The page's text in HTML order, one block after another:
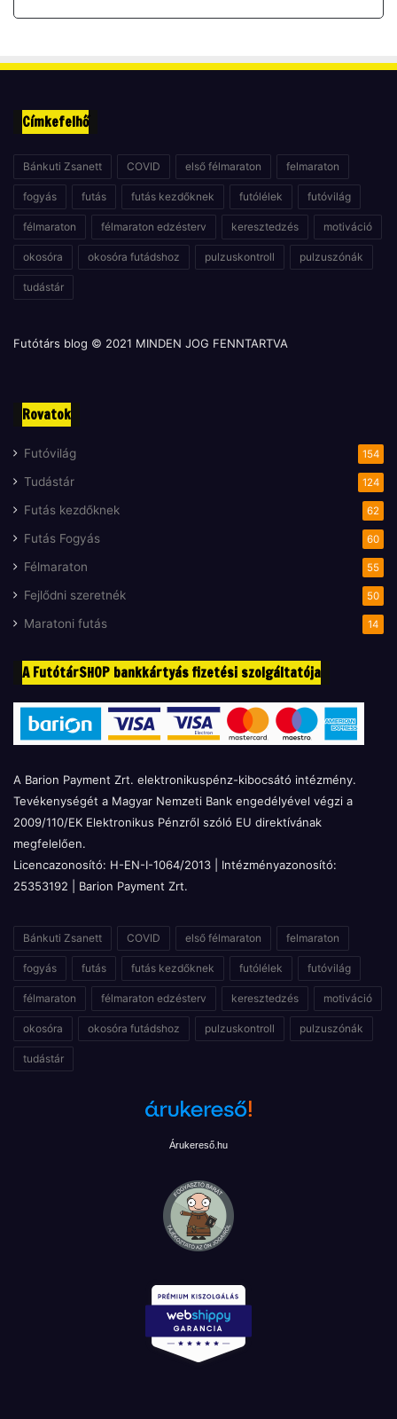
Címkefelhő
Bánkuti Zsanett COVID első félmaraton felmaraton
fogyás futás futás kezdőknek futólélek futóvilág
félmaraton félmaraton edzésterv keresztedzés motiváció
okosóra okosóra futádshoz pulzuskontroll pulzuszónák
tudástár
Futótárs blog © 2021 MINDEN JOG FENNTARTVA
Rovatok
Futóvilág 154
Tudástár 124
Futás kezdőknek 62
Futás Fogyás 60
Félmaraton 55
Fejlődni szeretnék 50
Maratoni futás 14
A FutótárSHOP bankkártyás fizetési szolgáltatója
A Barion Payment Zrt. elektronikuspénz-kibocsátó intézmény.
Tevékenységét a Magyar Nemzeti Bank engedélyével végzi a
2009/110/EK Elektronikus Pénzről szóló EU direktívának
megfelelően.
Licencazonosító: H-EN-I-1064/2013 | Intézményazonosító:
25353192 | Barion Payment Zrt.
Bánkuti Zsanett COVID első félmaraton felmaraton
fogyás futás futás kezdőknek futólélek futóvilág
félmaraton félmaraton edzésterv keresztedzés motiváció
okosóra okosóra futádshoz pulzuskontroll pulzuszónák
tudástár
Árukereső.hu